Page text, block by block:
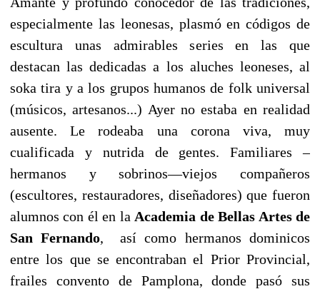
especialmente las leonesas, plasmó en códigos de
escultura unas admirables series en las que
destacan las dedicadas a los aluches leoneses, al
soka tira y a los grupos humanos de folk universal
(músicos, artesanos...) Ayer no estaba en realidad
ausente. Le rodeaba una corona viva, muy
cualificada y nutrida de gentes. Familiares –
hermanos y sobrinos—viejos compañeros
(escultores, restauradores, diseñadores) que fueron
alumnos con él en la Academia de Bellas Artes de
San Fernando, así como hermanos dominicos
entre los que se encontraban el Prior Provincial,
frailes convento de Pamplona, donde pasó sus